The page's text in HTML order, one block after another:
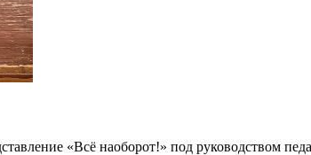
«Всё наоборот!» под руководством